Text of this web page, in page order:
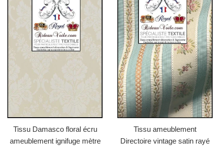
Tissu Damasco floral écru
ameublement ignifuge mètre
Tissu ameublement
Directoire vintage satin rayé